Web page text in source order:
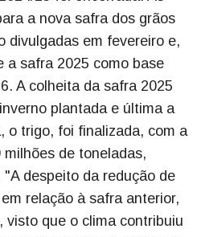
a nova safra dos grãos
divulgadas em fevereiro e,
a safra 2025 como base
A colheita da safra 2025
plantada e última a
o trigo, foi finalizada, com a
de toneladas,
despeito da redução de
relação à safra anterior,
visto que o clima contribuiu